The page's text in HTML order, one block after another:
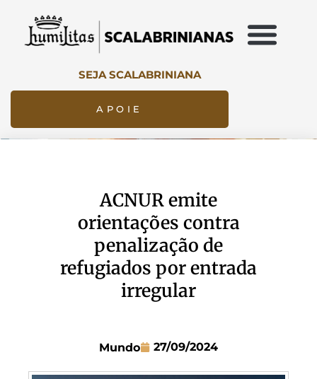
SEJA SCALABRINIANA
APOIE
ACNUR emite
orientações contra
penalização de
refugiados por entrada
irregular
Mundo 27/09/2024